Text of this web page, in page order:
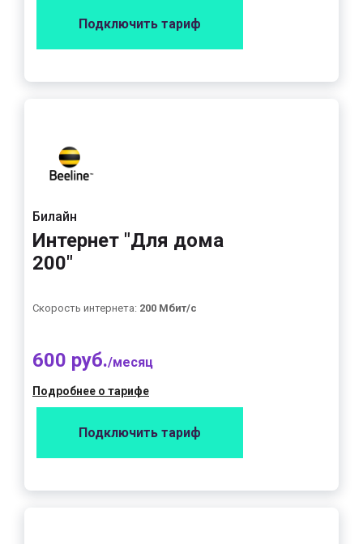
Подключить тариф
Билайн
Интернет "Для дома
200"
Скорость интернета: 200 Мбит/с
600 руб./месяц
Подробнее о тарифе
Подключить тариф